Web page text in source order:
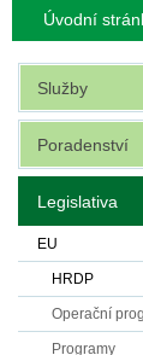
Úvodní
Služby
Poradenství
Legislativa
EU
HRDP
Operační
Programy